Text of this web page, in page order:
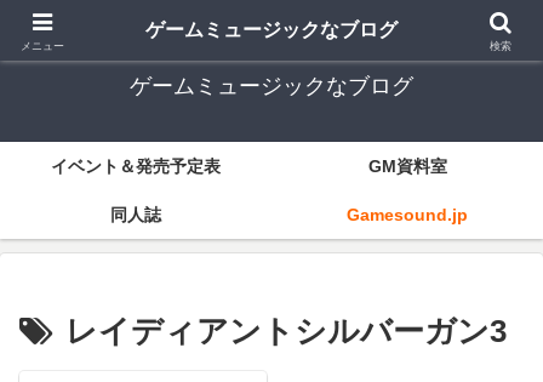
ゲーム音楽とレトロゲー中心
ゲームミュージックなブログ
イベント＆発売予定表 GM資料室
同人誌 Gamesound.jp
レイディアントシルバーガン3
メニュー
ゲームミュージックなブログ
検索